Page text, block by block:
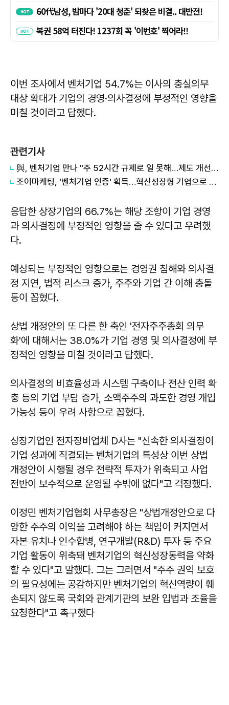
이번 조사에서 벤처기업 54.7%는 이사의 충실의무
대상 확대가 기업의 경영·의사결정에 부정적인 영향을
미칠 것이라고 답했다.
관련기사
與, 벤처기업 만나 "주 52시간 규제로 일 못해…제도 개선해야"
조이마케팅, '벤처기업 인증' 획득…혁신성장형 기업으로 도약
응답한 상장기업의 66.7%는 해당 조항이 기업 경영
과 의사결정에 부정적인 영향을 줄 수 있다고 우려했
다.
예상되는 부정적인 영향으로는 경영권 침해와 의사결
정 지연, 법적 리스크 증가, 주주와 기업 간 이해 충돌
등이 꼽혔다.
상법 개정안의 또 다른 한 축인 '전자주주총회 의무
화'에 대해서는 38.0%가 기업 경영 및 의사결정에 부
정적인 영향을 미칠 것이라고 답했다.
의사결정의 비효율성과 시스템 구축이나 전산 인력 확
충 등의 기업 부담 증가, 소액주주의 과도한 경영 개입
가능성 등이 우려 사항으로 꼽혔다.
상장기업인 전자장비업체 D사는 "신속한 의사결정이
기업 성과에 직결되는 벤처기업의 특성상 이번 상법
개정안이 시행될 경우 전략적 투자가 위축되고 사업
전반이 보수적으로 운영될 수밖에 없다"고 걱정했다.
이정민 벤처기업협회 사무총장은 "상법개정안으로 다
양한 주주의 이익을 고려해야 하는 책임이 커지면서
자본 유치나 인수합병, 연구개발(R&D) 투자 등 주요
기업 활동이 위축돼 벤처기업의 혁신성장동력을 약화
할 수 있다"고 말했다. 그는 그러면서 "주주 권익 보호
의 필요성에는 공감하지만 벤처기업의 혁신역량이 훼
손되지 않도록 국회와 관계기관의 보완 입법과 조율을
요청한다"고 촉구했다